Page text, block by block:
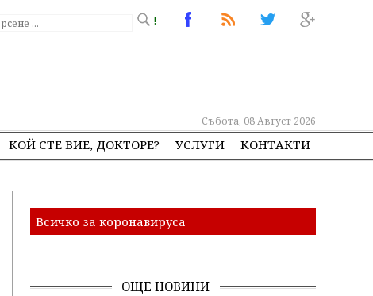
!
Събота, 08 Август 2026
КОЙ СТЕ ВИЕ, ДОКТОРЕ? УСЛУГИ КОНТАКТИ
Всичко за коронавируса
ОЩЕ НОВИНИ